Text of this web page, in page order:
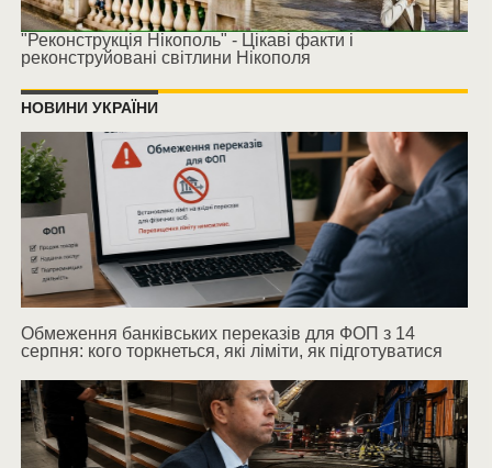
"Реконструкція Нікополь" - Цікаві факти і
реконструйовані світлини Нікополя
НОВИНИ УКРАЇНИ
Обмеження банківських переказів для ФОП з 14
серпня: кого торкнеться, які ліміти, як підготуватися